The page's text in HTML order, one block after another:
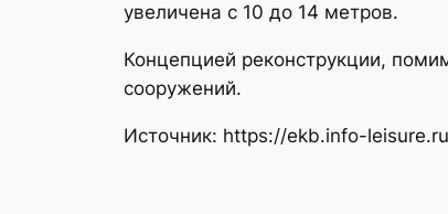
увеличена с 10 до 14 метров.
Концепцией реконструкции,
сооружений.
Источник: https://ekb.info-